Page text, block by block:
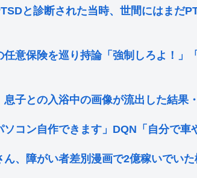
と診断された当時、世間にはまだ
任意保険を巡り持論「強制しろよ！」
息子との入浴中の画像が流出した結果
ソコン自作できます」DQN「自分で車
ん、障がい者差別漫画で2億稼いでい